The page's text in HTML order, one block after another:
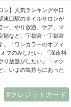
ン】人気ランキングや口
東口駅のネイルサロンが
ー、やり放題、ケア、マ
額など、宇都宮・宇都宮
。「ワンカラーのオフィ
フのみしたい」「深夜料
り放題がしたい」「マツ
、いまの気持ちにあった
クレジットカード